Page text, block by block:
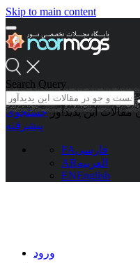
Skip to main content
Search Query
مقالات این پدیدآور جستجوی
پیشرفته
FAفارسی
ARالعربیه
ENEnglish
ورود